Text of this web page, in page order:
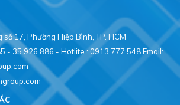
17, Phường Hiệp Bình, TP. HCM
- 35 926 886 - Hotlite : 0913 777 548Email: